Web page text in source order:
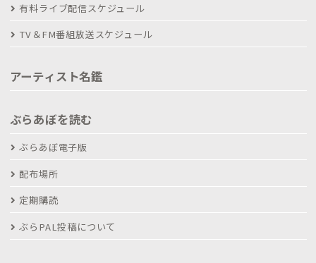
有料ライブ配信スケジュール
TV＆FM番組放送スケジュール
アーティスト名鑑
ぶらあぼを読む
ぶらあぼ電子版
配布場所
定期購読
ぶらPAL投稿について